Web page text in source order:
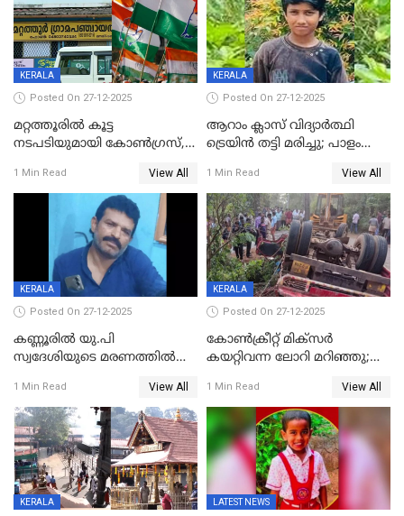
KERALA
Posted On 27-12-2025
മറ്റത്തൂരിൽ കൂട്ട
നടപടിയുമായി കോണ്‍ഗ്രസ്,
എട്ട് പേര്‍ ഉള്‍പ്പെടെ
പത്തുപേരെ പുറത്താക്കി,
ചൊവ്വന്നൂരിലും നടപടി
1 Min Read View All
KERALA
Posted On 27-12-2025
ആറാം ക്ലാസ് വിദ്യാർത്ഥി
ട്രെയിൻ തട്ടി മരിച്ചു; പാളം
അപകടം മലപ്പുറത്ത്
1 Min Read View All
KERALA
Posted On 27-12-2025
കണ്ണൂരിൽ യു.പി
സ്വദേശിയുടെ മരണത്തിൽ
കേസ്; തർക്കമുണ്ടായത്
ഫേഷ്യലിന് 300 രൂപ
ആവശ്യപ്പെട്ടതിനെച്ചൊല്ലി
1 Min Read View All
KERALA
Posted On 27-12-2025
കോണ്‍ക്രീറ്റ് മിക്‌സര്‍
കയറ്റിവന്ന ലോറി മറിഞ്ഞു;
അപകടം കണ്ണൂരിൽ
1 Min Read View All
KERALA LATEST NEWS